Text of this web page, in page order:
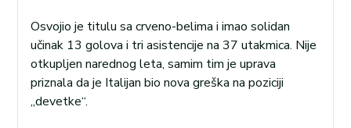
Osvojio je titulu sa crveno-belima i imao solidan
učinak 13 golova i tri asistencije na 37 utakmica. Nije
otkupljen narednog leta, samim tim je uprava
priznala da je Italijan bio nova greška na poziciji
„devetke“.